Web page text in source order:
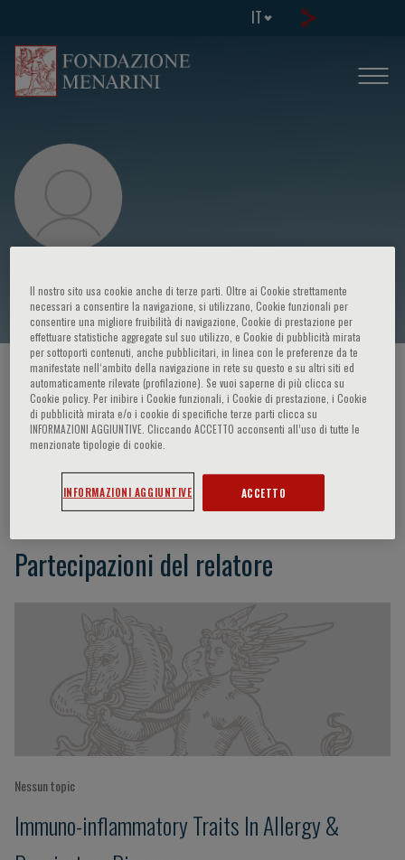
IT
Luis Caraballo
HOME PAGE / CORSI ED EVENTI / RELATORE
Luis Caraballo
Partecipazioni del relatore
Nessun topic
Immuno-inflammatory Traits In Allergy &
Il nostro sito usa cookie anche di terze parti. Oltre ai Cookie strettamente
necessari a consentire la navigazione, si utilizzano, Cookie funzionali per
consentire una migliore fruibilità di navigazione, Cookie di prestazione per
effettuare statistiche aggregate sul suo utilizzo, e Cookie di pubblicità mirata
per sottoporti contenuti, anche pubblicitari, in linea con le preferenze da te
manifestate nell‘ambito della navigazione in rete su questo e su altri siti ed
automaticamente rilevate (profilazione). Se vuoi saperne di più clicca su
Cookie policy. Per inibire i Cookie funzionali, i Cookie di prestazione, i Cookie
di pubblicità mirata e/o i cookie di specifiche terze parti clicca su
INFORMAZIONI AGGIUNTIVE. Cliccando ACCETTO acconsenti all’uso di tutte le
menzionate tipologie di cookie.
INFORMAZIONI AGGIUNTIVE ACCETTO